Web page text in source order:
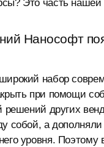
Это часть нашей
Нанософт
набор
при помощи
решений других
собой, а дополняли
уровня.